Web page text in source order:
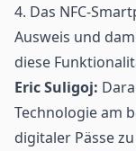
4. Das NFC-
Ausweis und
diese
Eric Suligoj:
Technologie am
digitaler Pässe